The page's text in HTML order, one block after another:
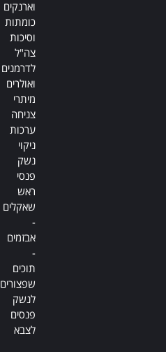
וארנקים
כומתות
וסיכות
צה"ל
לדרמנים
ואולרים
מיתרי
צניחה
ערכות
ניקוי
נשק
פנסי
ראש
שאקלים
-
אבזמים
-
תוכים
שפצורים
לנשק
פנסים
לצבא